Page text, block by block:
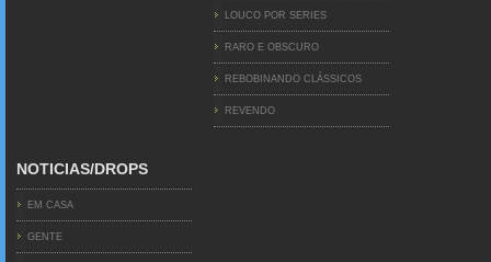
LOUCO POR SERIES
RARO E OBSCURO
REBOBINANDO CLÁSSICOS
REVENDO
NOTICIAS/DROPS
EM CASA
GENTE